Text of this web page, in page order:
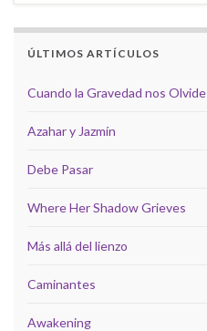
ÚLTIMOS ARTÍCULOS
Cuando la Gravedad nos Olvide
Azahar y Jazmín
Debe Pasar
Where Her Shadow Grieves
Más allá del lienzo
Caminantes
Awakening